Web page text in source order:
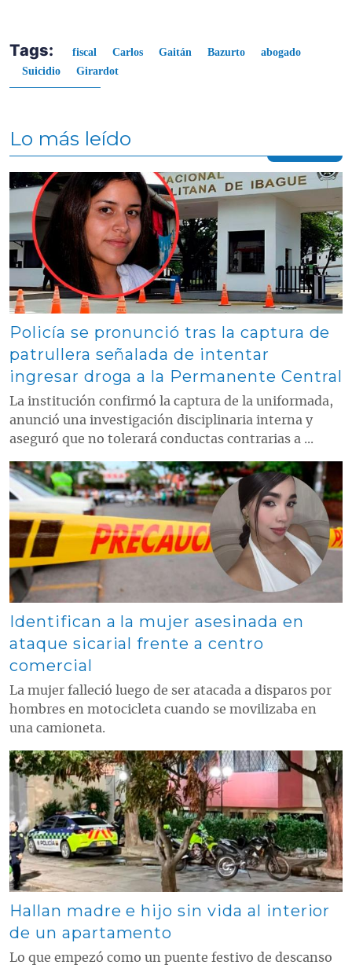
Tags: fiscal Carlos Gaitán Bazurto
abogado
Suicidio
Girardot
Lo más leído
Contenido multimedia principal
Policía se pronunció tras la captura de
patrullera señalada de intentar
ingresar droga a la Permanente Central
La institución confirmó la captura de la uniformada,
anunció una investigación disciplinaria interna y
aseguró que no tolerará conductas contrarias a ...
Contenido multimedia principal
Identifican a la mujer asesinada en
ataque sicarial frente a centro
comercial
La mujer falleció luego de ser atacada a disparos por
hombres en motocicleta cuando se movilizaba en
una camioneta.
Contenido multimedia principal
Hallan madre e hijo sin vida al interior
de un apartamento
Lo que empezó como un puente festivo de descanso